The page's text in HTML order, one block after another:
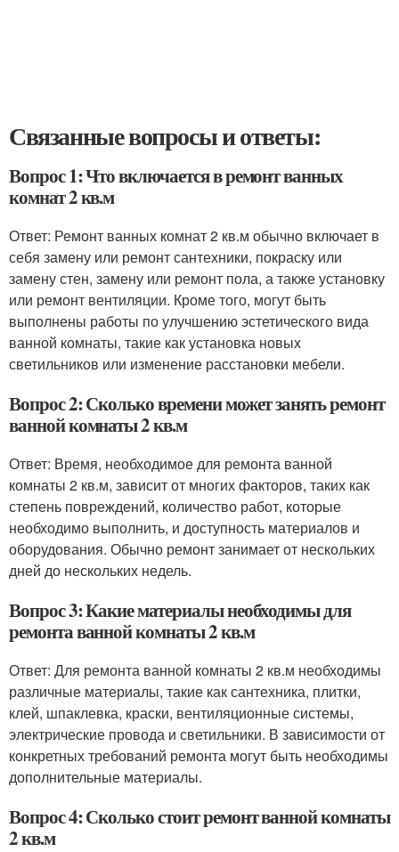
Связанные вопросы и ответы:
Вопрос 1: Что включается в ремонт ванных
комнат 2 кв.м
Ответ: Ремонт ванных комнат 2 кв.м обычно включает в
себя замену или ремонт сантехники, покраску или
замену стен, замену или ремонт пола, а также установку
или ремонт вентиляции. Кроме того, могут быть
выполнены работы по улучшению эстетического вида
ванной комнаты, такие как установка новых
светильников или изменение расстановки мебели.
Вопрос 2: Сколько времени может занять ремонт
ванной комнаты 2 кв.м
Ответ: Время, необходимое для ремонта ванной
комнаты 2 кв.м, зависит от многих факторов, таких как
степень повреждений, количество работ, которые
необходимо выполнить, и доступность материалов и
оборудования. Обычно ремонт занимает от нескольких
дней до нескольких недель.
Вопрос 3: Какие материалы необходимы для
ремонта ванной комнаты 2 кв.м
Ответ: Для ремонта ванной комнаты 2 кв.м необходимы
различные материалы, такие как сантехника, плитки,
клей, шпаклевка, краски, вентиляционные системы,
электрические провода и светильники. В зависимости от
конкретных требований ремонта могут быть необходимы
дополнительные материалы.
Вопрос 4: Сколько стоит ремонт ванной комнаты
2 кв.м